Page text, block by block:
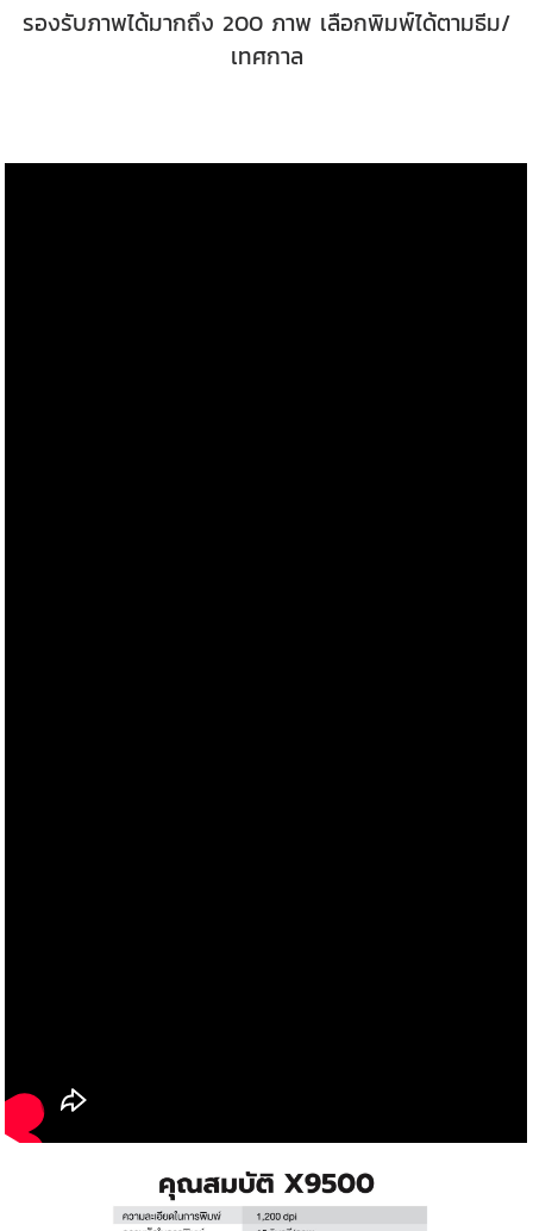
รองรับภาพได้มากถึง 200 ภาพ เลือกพิมพ์ได้ตามธีม/
เทศกาล